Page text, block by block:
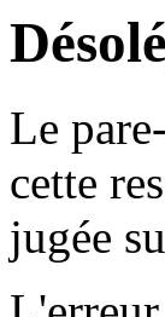
Le
cette
jugée